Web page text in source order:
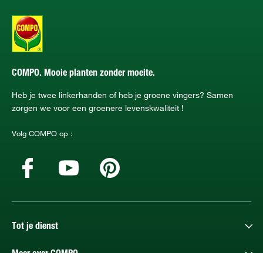
COMPO. Mooie planten zonder moeite.
Heb je twee linkerhanden of heb je groene vingers? Samen
zorgen we voor een groenere levenskwaliteit !
Volg COMPO op :
Tot je dienst